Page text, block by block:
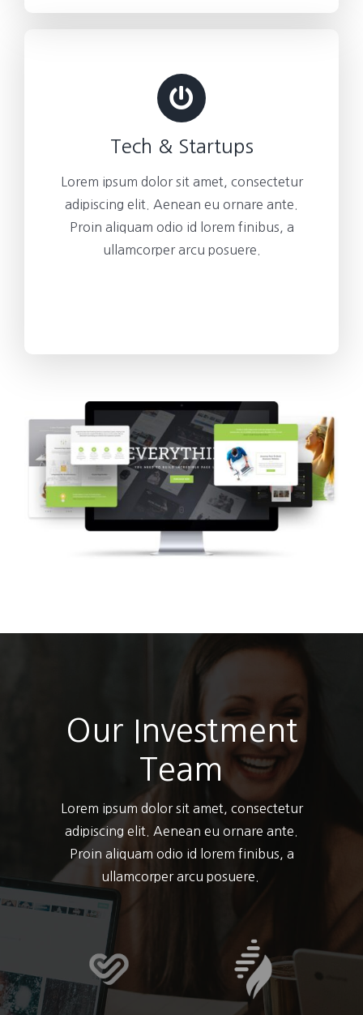
Tech & Startups
Lorem ipsum dolor sit amet, consectetur
adipiscing elit. Aenean eu ornare ante.
Proin aliquam odio id lorem finibus, a
ullamcorper arcu posuere.
Our Investment
Team
Lorem ipsum dolor sit amet, consectetur
adipiscing elit. Aenean eu ornare ante.
Proin aliquam odio id lorem finibus, a
ullamcorper arcu posuere.